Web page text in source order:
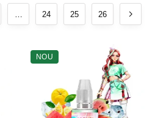
… 24 25 26
NOU